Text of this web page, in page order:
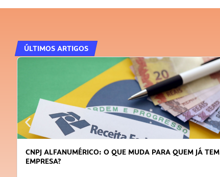
ÚLTIMOS ARTIGOS
CNPJ ALFANUMÉRICO: O QUE MUDA PARA QUEM JÁ TEM
EMPRESA?